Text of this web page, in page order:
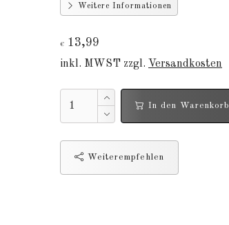
Weitere Informationen
€ 13,99
inkl. MWST zzgl. Versandkosten
In den Warenkorb
Weiterempfehlen